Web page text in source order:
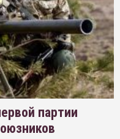
партии